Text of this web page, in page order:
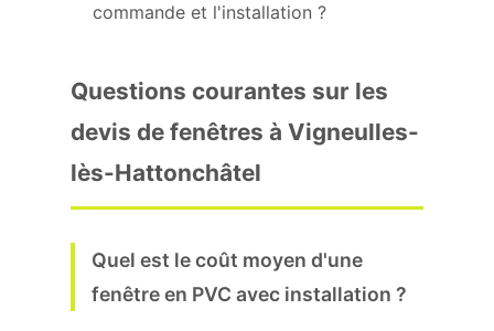
commande et l'installation ?
Questions courantes sur les
devis de fenêtres à Vigneulles-
lès-Hattonchâtel
Quel est le coût moyen d'une
fenêtre en PVC avec installation ?